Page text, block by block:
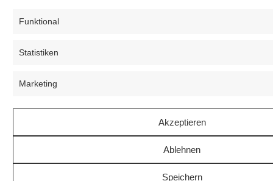
Funktional
Statistiken
Marketing
Akzeptieren
Ablehnen
Speichern